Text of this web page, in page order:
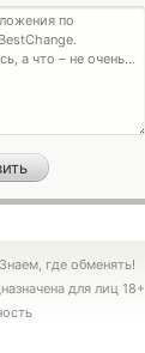
где обменять!
для лиц 18+